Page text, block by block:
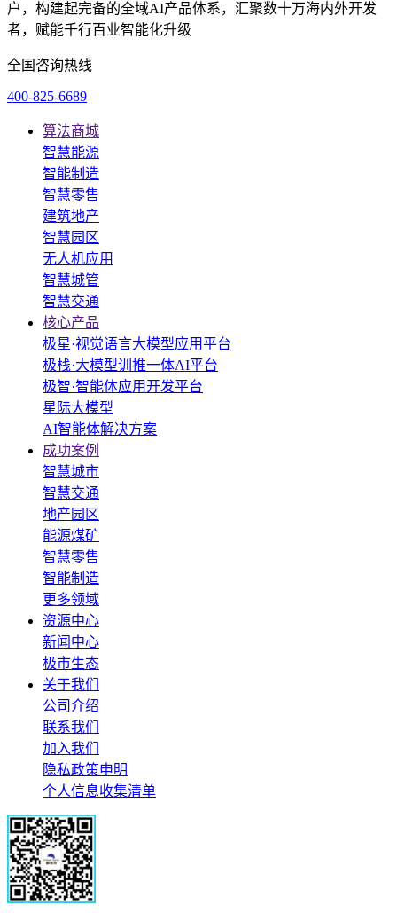
户，构建起完备的全域AI产品体系，汇聚数十万海内外开发
者，赋能千行百业智能化升级
全国咨询热线
400-825-6689
算法商城
智慧能源
智能制造
智慧零售
建筑地产
智慧园区
无人机应用
智慧城管
智慧交通
核心产品
极星·视觉语言大模型应用平台
极栈·大模型训推一体AI平台
极智·智能体应用开发平台
星际大模型
AI智能体解决方案
成功案例
智慧城市
智慧交通
地产园区
能源煤矿
智慧零售
智能制造
更多领域
资源中心
新闻中心
极市生态
关于我们
公司介绍
联系我们
加入我们
隐私政策申明
个人信息收集清单